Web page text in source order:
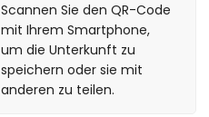
Scannen Sie den QR-Code
mit Ihrem Smartphone,
um die Unterkunft zu
speichern oder sie mit
anderen zu teilen.